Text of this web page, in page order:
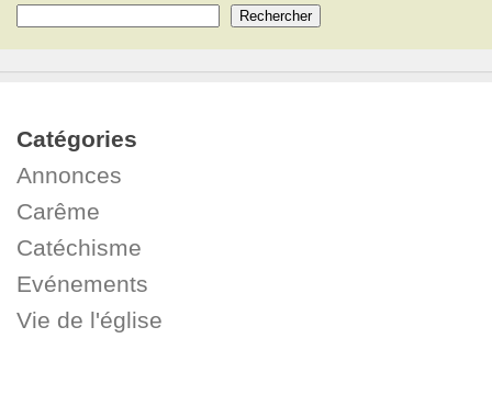
Rechercher
Catégories
Annonces
Carême
Catéchisme
Evénements
Vie de l'église